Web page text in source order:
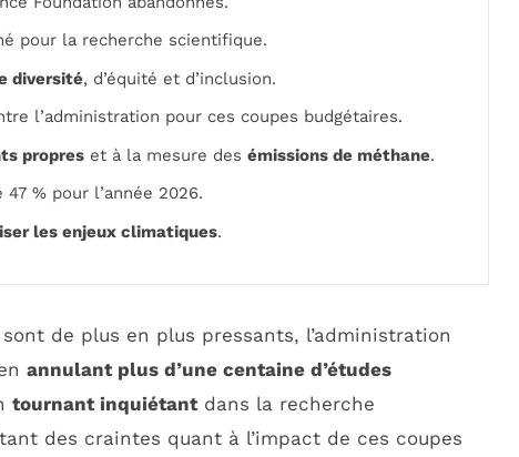
pour la recherche scientifique.
diversité, d’équité et d’inclusion.
l’administration pour ces coupes budgétaires.
propres et à la mesure des émissions de méthane.
% pour l’année 2026.
les enjeux climatiques.
de plus en plus pressants, l’administration
annulant plus d’une centaine d’études
tournant inquiétantdans la recherche
des craintes quant à l’impact de ces coupes